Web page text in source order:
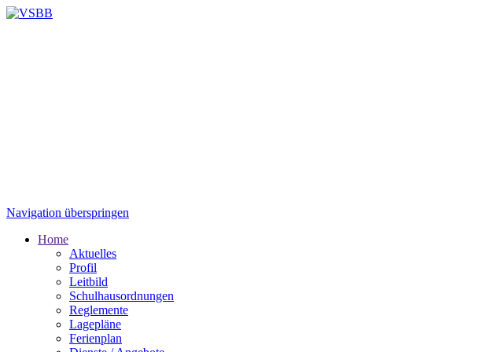
Navigation überspringen
Home
Aktuelles
Profil
Leitbild
Schulhausordnungen
Reglemente
Lagepläne
Ferienplan